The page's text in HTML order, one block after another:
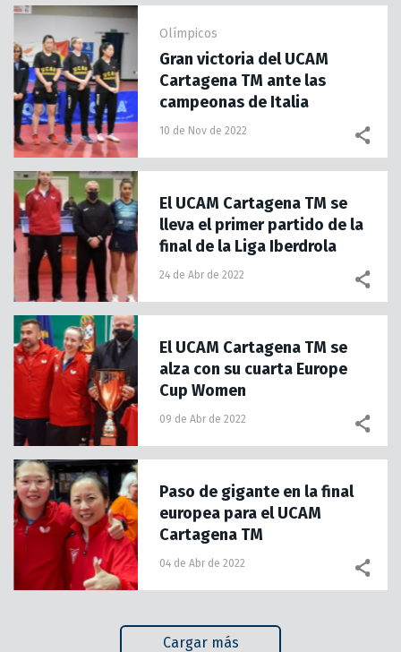
Olímpicos
Gran victoria del UCAM
Cartagena TM ante las
campeonas de Italia
10 de Nov de 2022
El UCAM Cartagena TM se
lleva el primer partido de la
final de la Liga Iberdrola
24 de Abr de 2022
El UCAM Cartagena TM se
alza con su cuarta Europe
Cup Women
09 de Abr de 2022
Paso de gigante en la final
europea para el UCAM
Cartagena TM
04 de Abr de 2022
Cargar más